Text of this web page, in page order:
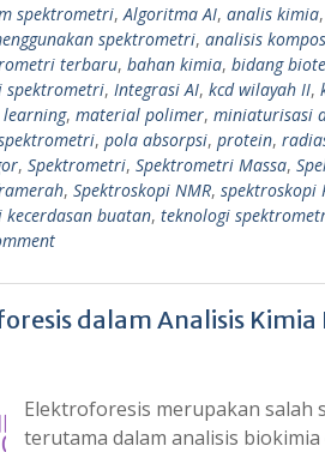
spektrometri, Algoritma AI, analis kimia,
spektrometri, analisis
terbaru, bahan kimia, bidang
spektrometri, Integrasi AI, kcd wilayah II,
learning, material polimer, miniaturisasi
, pola absorpsi, protein,
, Spektrometri, Spektrometri Massa,
, Spektroskopi NMR, spektroskopi
kecerdasan buatan, teknologi
dalam Analisis
Elektroforesis merupakan salah
terutama dalam analisis